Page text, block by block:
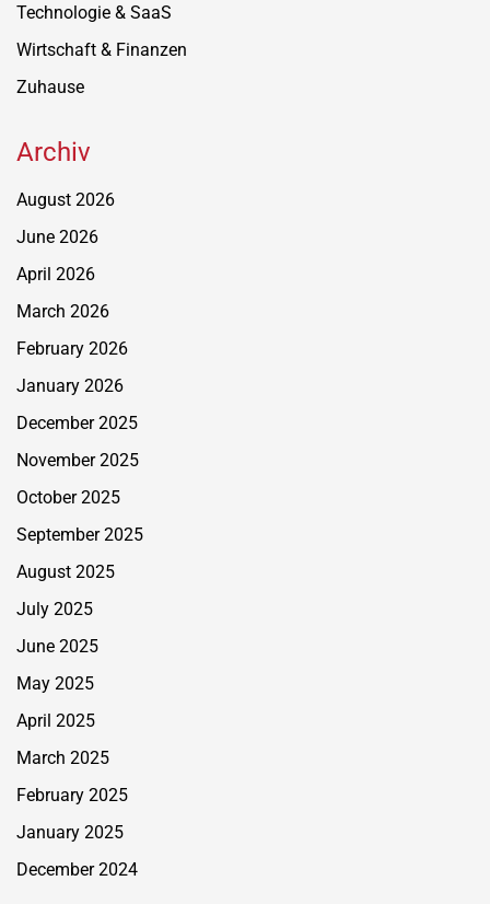
Technologie & SaaS
Wirtschaft & Finanzen
Zuhause
Archiv
August 2026
June 2026
April 2026
March 2026
February 2026
January 2026
December 2025
November 2025
October 2025
September 2025
August 2025
July 2025
June 2025
May 2025
April 2025
March 2025
February 2025
January 2025
December 2024